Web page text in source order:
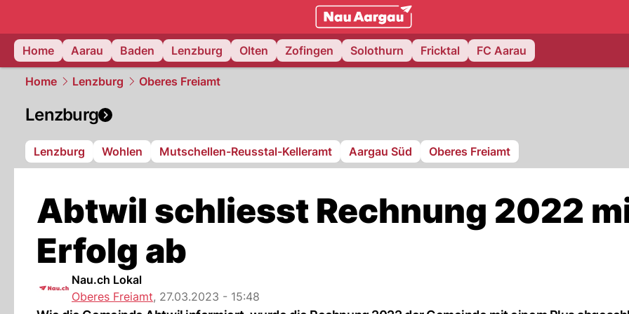
mittelland.NAU.ch
Home
Aarau Baden Lenzburg Olten Zofingen Solothurn Fricktal FC Aarau
Home Lenzburg Oberes Freiamt
Lenzburg
Lenzburg Wohlen Mutschellen-Reusstal-Kelleramt Aargau Süd Oberes Freiamt
Abtwil schliesst Rechnung 2022
Erfolg ab
Nau.ch Lokal
Oberes Freiamt, 27.03.2023 - 15:48